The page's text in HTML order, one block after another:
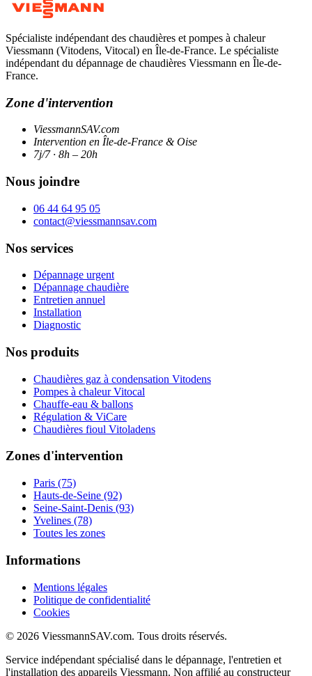
Spécialiste indépendant des chaudières et pompes à chaleur
Viessmann (Vitodens, Vitocal) en Île-de-France. Le spécialiste
indépendant du dépannage de chaudières Viessmann en Île-de-
France.
Zone d'intervention
ViessmannSAV.com
Intervention en Île-de-France & Oise
7j/7 · 8h – 20h
Nous joindre
06 44 64 95 05
contact@viessmannsav.com
Nos services
Dépannage urgent
Dépannage chaudière
Entretien annuel
Installation
Diagnostic
Nos produits
Chaudières gaz à condensation Vitodens
Pompes à chaleur Vitocal
Chauffe-eau & ballons
Régulation & ViCare
Chaudières fioul Vitoladens
Zones d'intervention
Paris (75)
Hauts-de-Seine (92)
Seine-Saint-Denis (93)
Yvelines (78)
Toutes les zones
Informations
Mentions légales
Politique de confidentialité
Cookies
© 2026 ViessmannSAV.com. Tous droits réservés.
Service indépendant spécialisé dans le dépannage, l'entretien et
l'installation des appareils Viessmann. Non affilié au constructeur